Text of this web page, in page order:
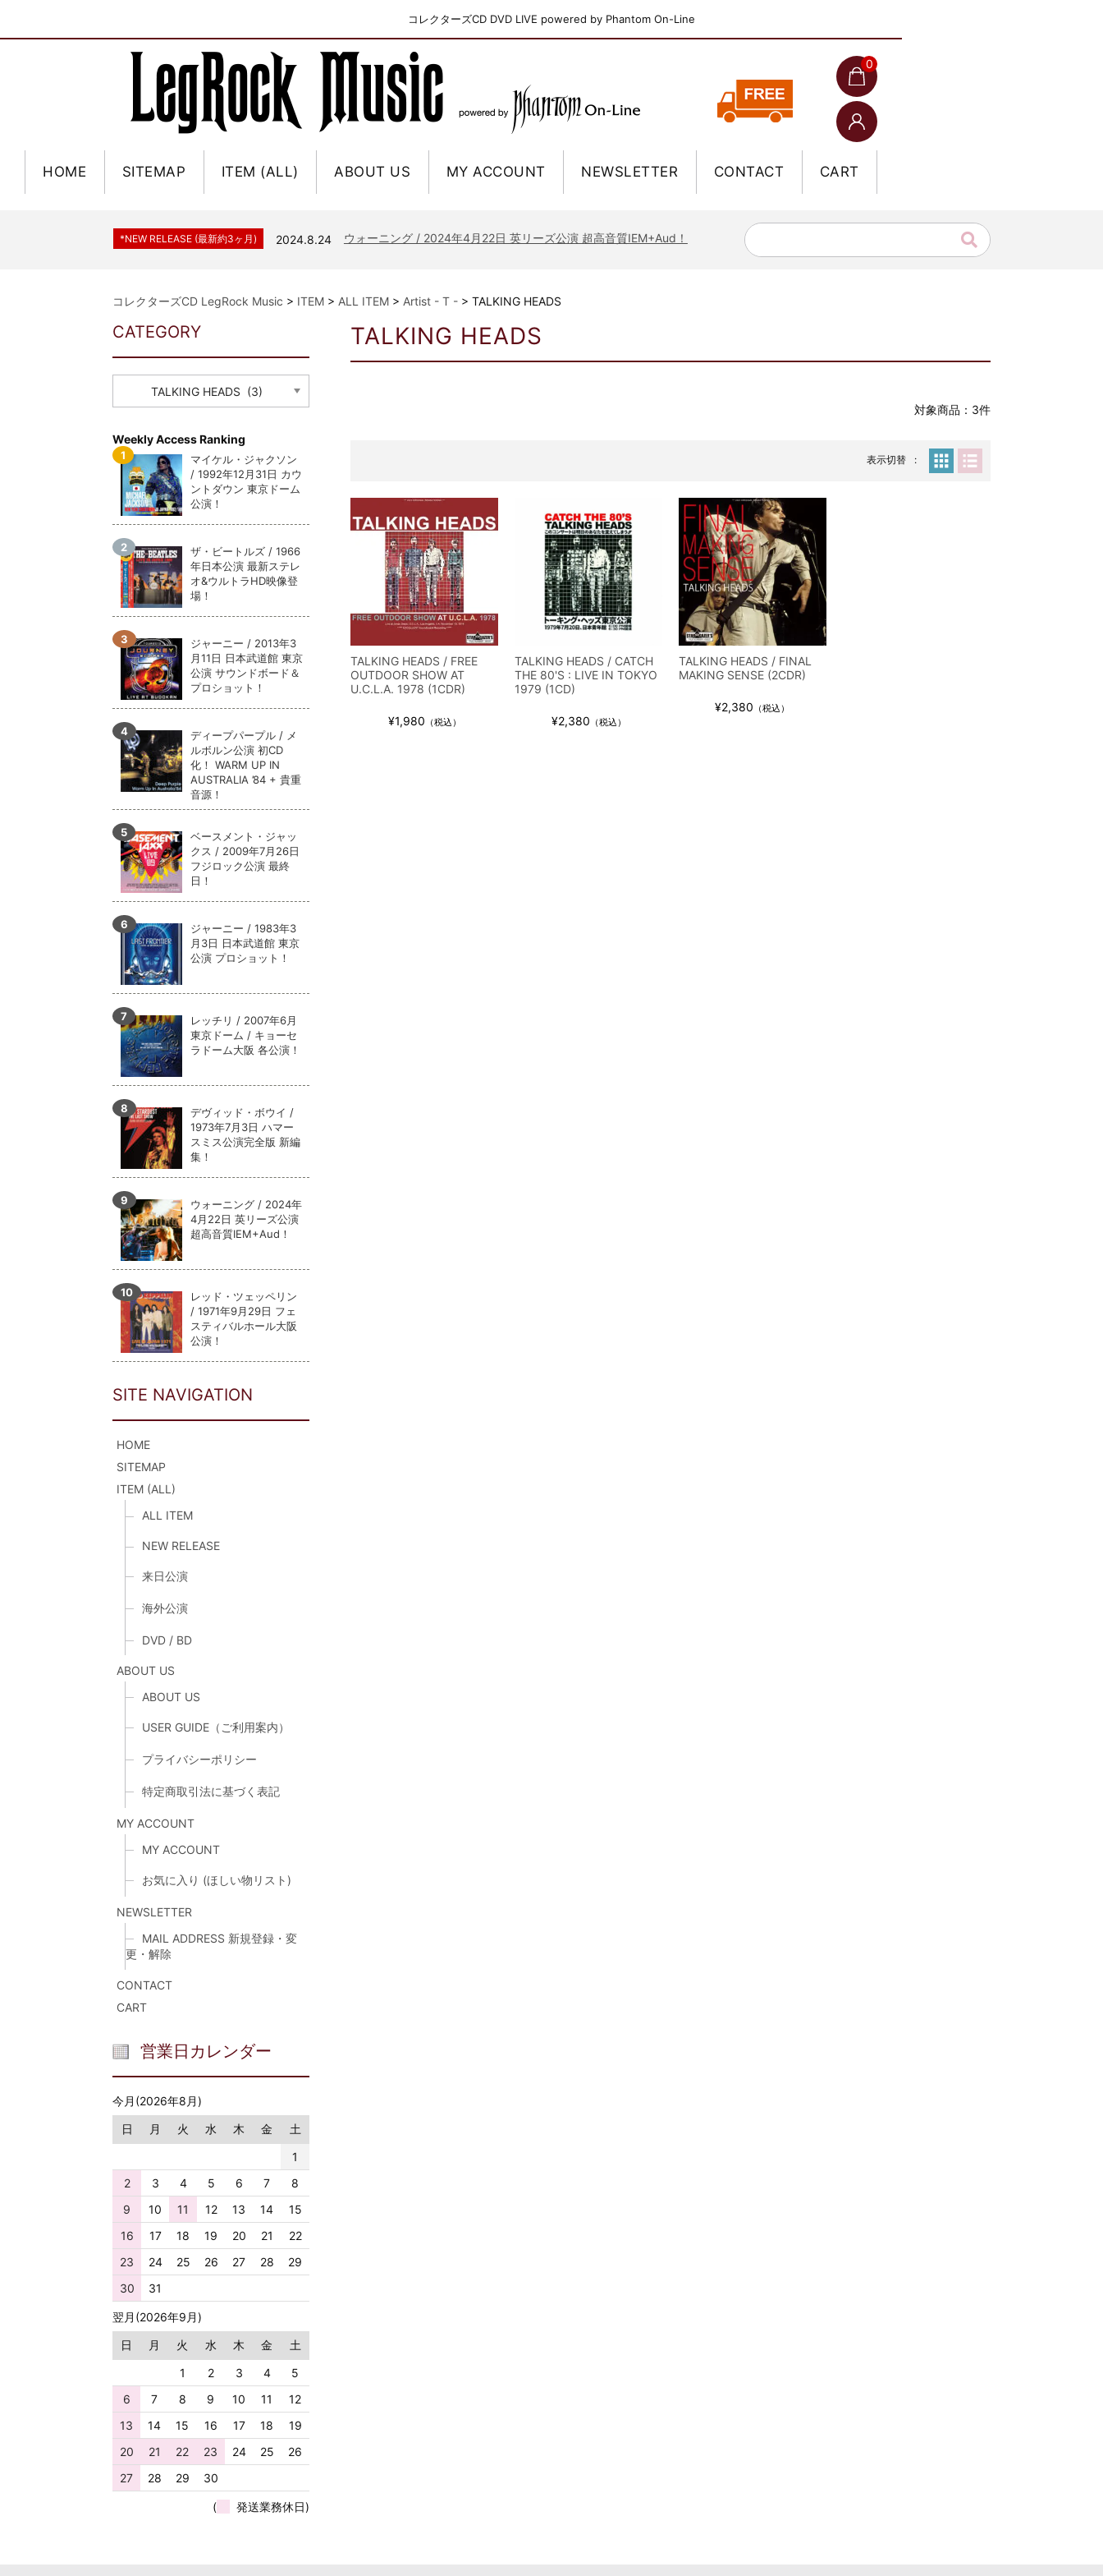
コレクターズCD DVD LIVE powered by Phantom On-Line
0
HOME SITEMAP ITEM (ALL) ABOUT US MY ACCOUNT NEWSLETTER CONTACT CART
*NEW RELEASE (最新約3ヶ月) 2024.6.9 ジャーニー / 1979年5月8+9日 コロラド州 2公演 SBD 完全収録！
*NEW RELEASE (最新約3ヶ月) 2024.8.24 ウォーニング / 2024年4月22日 英リーズ公演 超高音質IEM+Aud！
リアム・ギャラガー / 2024年6月3日 カーディフ公演 IEM/AUD 完全収録！
マネスキン / 2024年6月9日 ドイツ ROCK AM RING 公演 FHD 完全収録！
リアム・ギャラガー / 2024年6月1日 英国シェフィールド公演 完全収録！
*NEW RELEASE (最新約3ヶ月) 2024.6.9
*NEW RELEASE (最新約3ヶ月) 2024.6.9
*NEW RELEASE (最新約3ヶ月) 2024.11.9
*NEW RELEASE (最新約3ヶ月) 2024.8.24
*NEW RELEASE (最新約3ヶ月) ビリー・ジョエル / 2024年3月24日 100Aniv. 米M.S.G公演 完全収録！
2024.6.24
リアム・ギャラガー / 2024年6月3日 カーディフ公演 IEM/AUD 完全収録！
*NEW RELEASE (最新約3ヶ月) 2024.6.24 スコーピオンズ / 2024年6月15日 リスボン公演 FHD 完全収録！
*NEW RELEASE (最新約3ヶ月) 2024.6.20 マネスキン / 2024年6月9日 ドイツ ROCK AM RING 公演 FHD 完全収録！
*NEW RELEASE (最新約3ヶ月) リアム・ギャラガー / 2024年6月1日 英国シェフィールド公演 完全収録！
メガデス / 2023年8月4日 ドイツ W.O.A. 公演 FHD 完全収録！
*NEW RELEASE (最新約3ヶ月) 2024.6.9 ユーライア・ヒープ / 2023年8月3日 ドイツ W.O.A. 公演 FHD 完全収録！
*NEW RELEASE (最新約3ヶ月) 2024.6.9 ジャーニー / 1979年5月8+9日 コロラド州 2公演 SBD 完全収録！
コレクターズCD LegRock Music > ITEM > ALL ITEM > Artist - T - > TALKING HEADS
TALKING HEADS
対象商品：3件
表示切替
TALKING HEADS / FREE
OUTDOOR SHOW AT
U.C.L.A. 1978 (1CDR)
¥1,980 （税込）
TALKING HEADS / CATCH
THE 80'S : LIVE IN TOKYO
1979 (1CD)
¥2,380 （税込）
TALKING HEADS / FINAL
MAKING SENSE (2CDR)
¥2,380 （税込）
CATEGORY
Weekly Access Ranking
マイケル・ジャクソン
/ 1992年12月31日 カウ
ントダウン 東京ドーム
公演！
ザ・ビートルズ / 1966
年日本公演 最新ステレ
オ&ウルトラHD映像登
場！
ジャーニー / 2013年3
月11日 日本武道館 東京
公演 サウンドボード＆
プロショット！
ディープパープル / メ
ルボルン公演 初CD
化！ WARM UP IN
AUSTRALIA ’84 + 貴重
音源！
ベースメント・ジャッ
クス / 2009年7月26日
フジロック公演 最終
日！
ジャーニー / 1983年3
月3日 日本武道館 東京
公演 プロショット！
レッチリ / 2007年6月
東京ドーム / キョーセ
ラドーム大阪 各公演！
デヴィッド・ボウイ /
1973年7月3日 ハマー
スミス公演完全版 新編
集！
ウォーニング / 2024年
4月22日 英リーズ公演
超高音質IEM+Aud！
レッド・ツェッペリン
/ 1971年9月29日 フェ
スティバルホール大阪
公演！
SITE NAVIGATION
HOME
SITEMAP
ITEM (ALL)
ALL ITEM
NEW RELEASE
来日公演
海外公演
DVD / BD
ABOUT US
ABOUT US
USER GUIDE（ご利用案内）
プライバシーポリシー
特定商取引法に基づく表記
MY ACCOUNT
MY ACCOUNT
お気に入り (ほしい物リスト)
NEWSLETTER
MAIL ADDRESS 新規登録・変
更・解除
CONTACT
CART
営業日カレンダー
今月(2026年8月)
日
月 火 水 木 金
土
1
2
3 4 5 6 7
8
9
10 11 12 13 14
15
16
17 18 19 20 21
22
23
24 25 26 27 28
29
30
31
翌月(2026年9月)
日
月 火 水 木 金
土
1
2 3 4
5
6
7 8 9 10 11
12
13
14 15 16 17 18
19
20
21 22 23 24 25
26
27
28 29 30
( 発送業務休日)